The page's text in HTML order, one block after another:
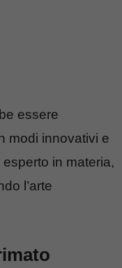
essere
modi innovativi e
esperto in materia,
l’arte